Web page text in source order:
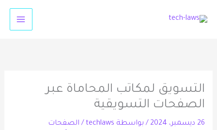
التسويق لمكاتب المحاماة عبر
الصفحات التسويقية
26 ديسمبر، 2024 / بواسطة techlaws
/ الصفحات